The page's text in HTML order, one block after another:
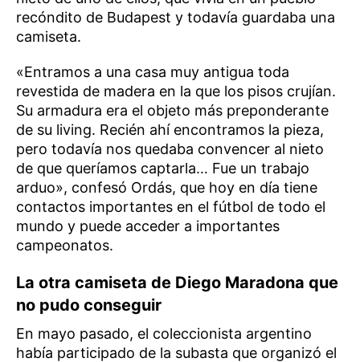
recóndito de Budapest y todavía guardaba una
camiseta.
«Entramos a una casa muy antigua toda
revestida de madera en la que los pisos crujían.
Su armadura era el objeto más preponderante
de su living. Recién ahí encontramos la pieza,
pero todavía nos quedaba convencer al nieto
de que queríamos captarla… Fue un trabajo
arduo», confesó Ordás, que hoy en día tiene
contactos importantes en el fútbol de todo el
mundo y puede acceder a importantes
campeonatos.
La otra camiseta de Diego Maradona que
no pudo conseguir
En mayo pasado, el coleccionista argentino
había participado de la subasta que organizó el